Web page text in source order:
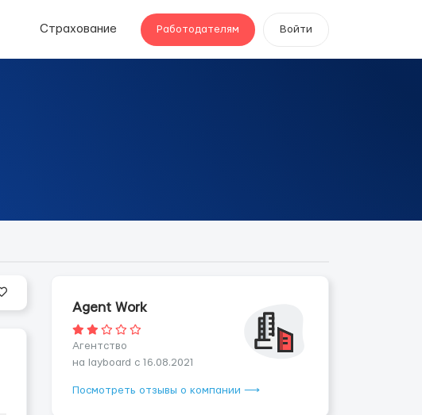
Страхование Работодателям Войти
Agent Work
Агентство
на layboard с 16.08.2021
Посмотреть отзывы о компании ⟶